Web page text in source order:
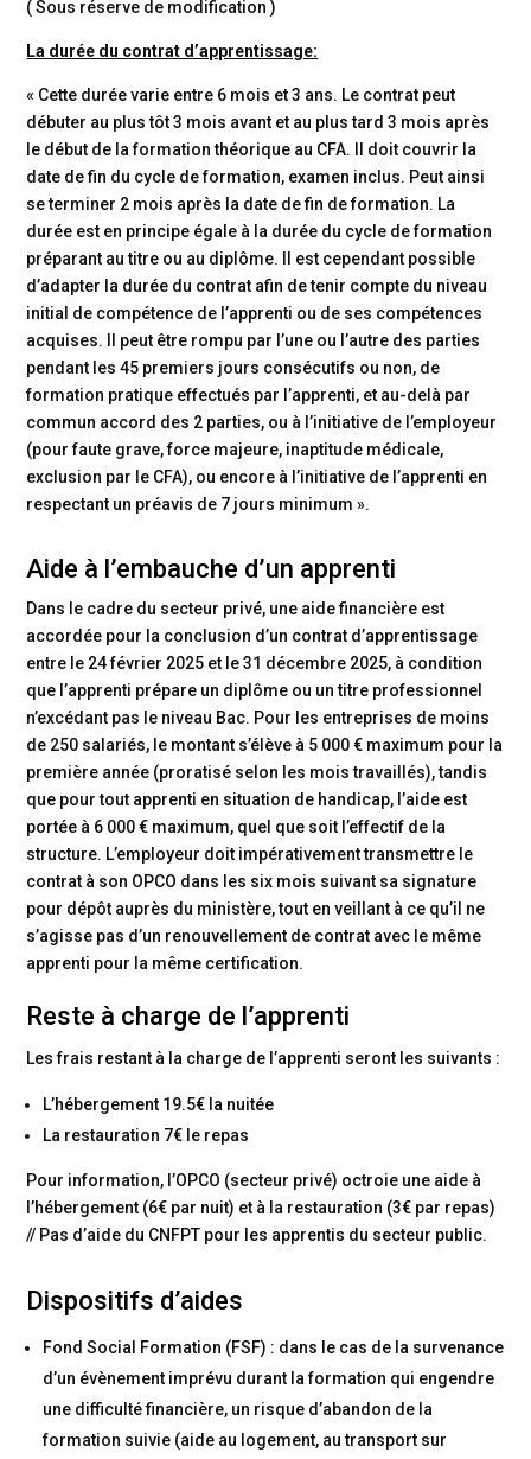
( Sous réserve de modification )
La durée du contrat d’apprentissage:
« Cette durée varie entre 6 mois et 3 ans. Le contrat peut
débuter au plus tôt 3 mois avant et au plus tard 3 mois après
le début de la formation théorique au CFA. Il doit couvrir la
date de fin du cycle de formation, examen inclus. Peut ainsi
se terminer 2 mois après la date de fin de formation. La
durée est en principe égale à la durée du cycle de formation
préparant au titre ou au diplôme. Il est cependant possible
d’adapter la durée du contrat afin de tenir compte du niveau
initial de compétence de l’apprenti ou de ses compétences
acquises. Il peut être rompu par l’une ou l’autre des parties
pendant les 45 premiers jours consécutifs ou non, de
formation pratique effectués par l’apprenti, et au-delà par
commun accord des 2 parties, ou à l’initiative de l’employeur
(pour faute grave, force majeure, inaptitude médicale,
exclusion par le CFA), ou encore à l’initiative de l’apprenti en
respectant un préavis de 7 jours minimum ».
Aide à l’embauche d’un apprenti
Dans le cadre du secteur privé, une aide financière est
accordée pour la conclusion d’un contrat d’apprentissage
entre le 24 février 2025 et le 31 décembre 2025, à condition
que l’apprenti prépare un diplôme ou un titre professionnel
n’excédant pas le niveau Bac. Pour les entreprises de moins
de 250 salariés, le montant s’élève à 5 000 € maximum pour la
première année (proratisé selon les mois travaillés), tandis
que pour tout apprenti en situation de handicap, l’aide est
portée à 6 000 € maximum, quel que soit l’effectif de la
structure. L’employeur doit impérativement transmettre le
contrat à son OPCO dans les six mois suivant sa signature
pour dépôt auprès du ministère, tout en veillant à ce qu’il ne
s’agisse pas d’un renouvellement de contrat avec le même
apprenti pour la même certification.
Reste à charge de l’apprenti
Les frais restant à la charge de l’apprenti seront les suivants :
L’hébergement 19.5€ la nuitée
La restauration 7€ le repas
Pour information, l’OPCO (secteur privé) octroie une aide à
l’hébergement (6€ par nuit) et à la restauration (3€ par repas)
// Pas d’aide du CNFPT pour les apprentis du secteur public.
Dispositifs d’aides
Fond Social Formation (FSF) : dans le cas de la survenance
d’un évènement imprévu durant la formation qui engendre
une difficulté financière, un risque d’abandon de la
formation suivie (aide au logement, au transport sur